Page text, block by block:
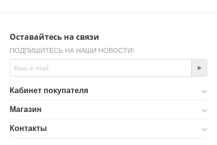
Оставайтесь на связи
ПОДПИШИТЕСЬ НА НАШИ НОВОСТИ!
Кабинет покупателя
Магазин
Контакты